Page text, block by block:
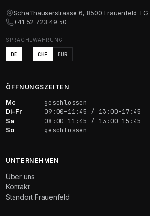
Schaffhauserstrasse 6, 8500 Frauenfeld TG
+41 52 723 49 50
SPRACHE
DE
WÄHRUNG
CHF EUR
ÖFFNUNGSZEITEN
Mo geschlossen
Di–Fr 09:00–11:45 / 13:00–17:45
Sa 08:00–11:45 / 13:00–15:45
So geschlossen
UNTERNEHMEN
Über uns
Kontakt
Standort Frauenfeld